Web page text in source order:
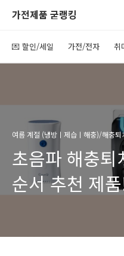
가전제품 굳랭킹
💌 할인/세일 가전/전자 취
여름 계절 (냉방ㅣ제습ㅣ해충)/해충퇴
초음파 해충퇴
순서 추천 제
모기차단)